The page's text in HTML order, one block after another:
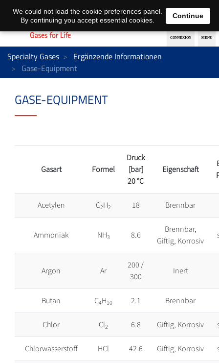
EN DE
Specialty Gases
Ergänzende Informationen
Gase-Equipment
GASE-EQUIPMENT
Gasart Formel
Druck
[bar]
20 °C
Eigenschaft
Acetylen C2H2 18 Brennbar
Ammoniak NH3 8.6
Brennbar,
Giftig, Korrosiv
Argon Ar
200 /
300
Inert
Butan C4H10 2.1 Brennbar
Chlor Cl2 6.8 Giftig, Korrosiv
Chlorwasserstoff HCl 42.6 Giftig, Korrosiv
We could not load the cookie preferences panel.
By continuing you accept essential cookies.
Continue